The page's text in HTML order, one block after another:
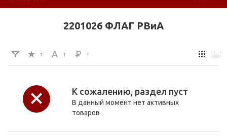
2201026 ФЛАГ РВиА
К сожалению, раздел пуст
В данный момент нет активных
товаров